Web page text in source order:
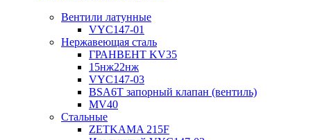
Вентили латунные
VYC147-01
Нержавеющая сталь
ГРАНВЕНТ KV35
15нж22нж
VYC147-03
BSA6T запорный клапан (вентиль)
MV40
Стальные
ZETKAMA 215F